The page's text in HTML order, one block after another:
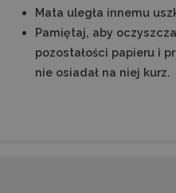
Mata uległa innemu
Pamiętaj, aby
pozostałości papieru i
nie osiadał na niej kurz.